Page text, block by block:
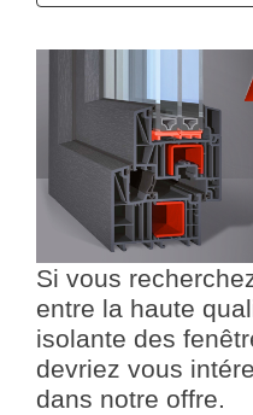
Si vous
entre la haute
isolante des
devriez vous
dans notre offre.